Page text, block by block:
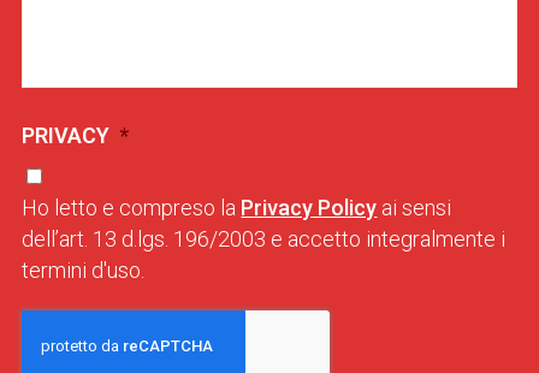
PRIVACY *
Ho letto e compreso la Privacy Policy ai sensi
dell’art. 13 d.lgs. 196/2003 e accetto integralmente i
termini d'uso.